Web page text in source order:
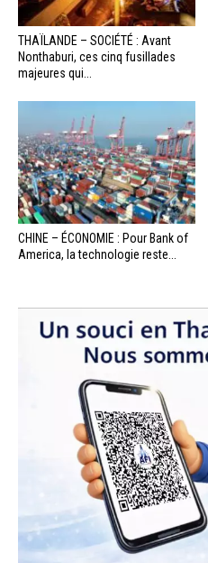
THAÏLANDE – SOCIÉTÉ : Avant
Nonthaburi, ces cinq fusillades
majeures qui...
CHINE – ÉCONOMIE : Pour Bank of
America, la technologie reste...